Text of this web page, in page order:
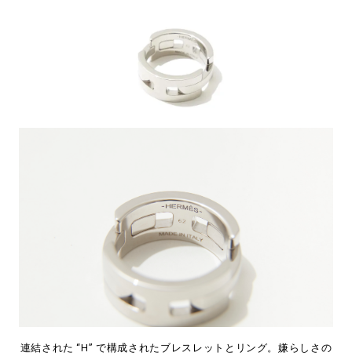
連結された “H” で構成されたブレスレットとリング。嫌らしさの